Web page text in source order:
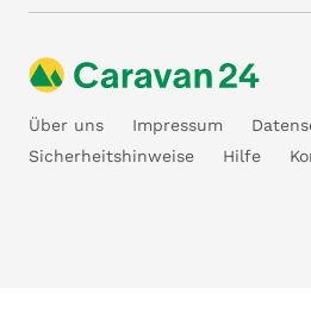
Über uns Impressum
Sicherheitshinweise
Hilfe